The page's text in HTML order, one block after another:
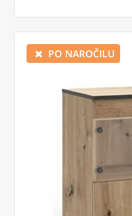
PO NAROČILU